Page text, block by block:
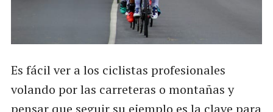
Es fácil ver a los ciclistas profesionales
volando por las carreteras o montañas y